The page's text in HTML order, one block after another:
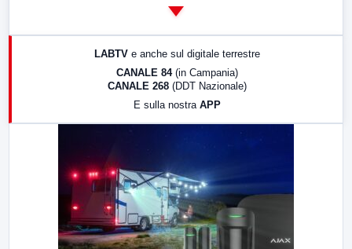
LABTV e anche sul digitale terrestre
CANALE 84 (in Campania)
CANALE 268 (DDT Nazionale)
E sulla nostra APP